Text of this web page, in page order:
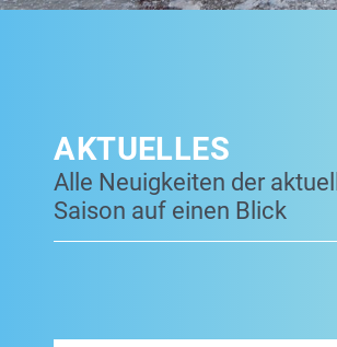
AKTUELLES
Alle Neuigkeiten der
Saison auf einen Blick